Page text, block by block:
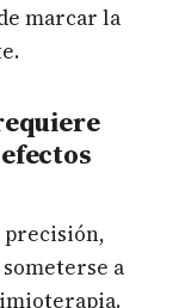
marcar la
precisión,
a